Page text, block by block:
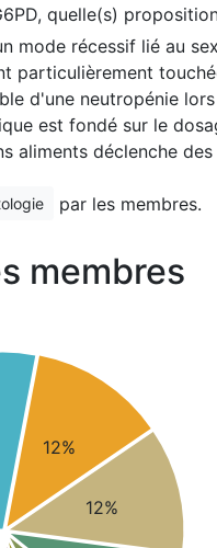
quelle(s)
mode récessif lié au
particulièrement
d'une neutropénie
est fondé sur le
aliments déclenche
par les membres.
membres
12%
12%